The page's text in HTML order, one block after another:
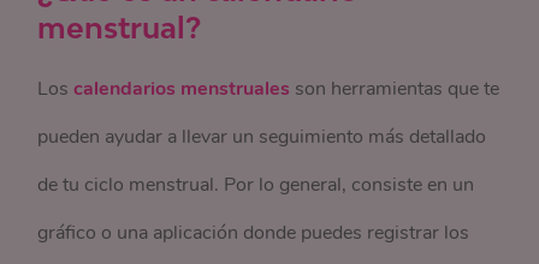
menstrual?
Loscalendarios menstruales son herramientas que te
pueden ayudar a llevar un seguimiento más detallado
de tu ciclo menstrual. Por lo general, consiste en un
gráfico o una aplicación donde puedes registrar los